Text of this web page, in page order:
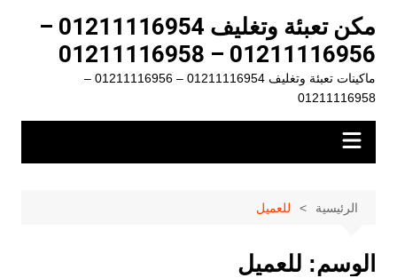
المحتوى
مكن تعبئة وتغليف 01211116954 –
01211116956 – 01211116958
ماكينات تعبئة وتغليف 01211116954 – 01211116956 –
01211116958
الرئيسية للعميل
الوسم: للعميل